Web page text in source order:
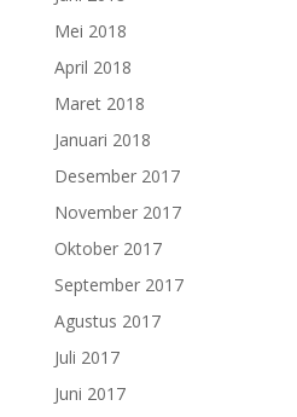
Mei 2018
April 2018
Maret 2018
Januari 2018
Desember 2017
November 2017
Oktober 2017
September 2017
Agustus 2017
Juli 2017
Juni 2017